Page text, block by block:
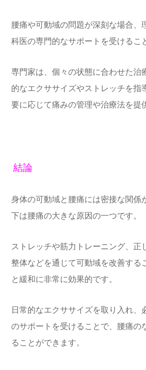
腰痛や可動域の問題が深刻な場合、
科医の専門的なサポートを受けるこ
専門家は、個々の状態に合わせた治
的なエクササイズやストレッチを指
要に応じて痛みの管理や治療法を提
結論
身体の可動域と腰痛には密接な関係
下は腰痛の大きな原因の一つです。
ストレッチや筋力トレーニング、正
整体などを通じて可動域を改善する
と緩和に非常に効果的です。
日常的なエクササイズを取り入れ、
のサポートを受けることで、腰痛の
ることができます。